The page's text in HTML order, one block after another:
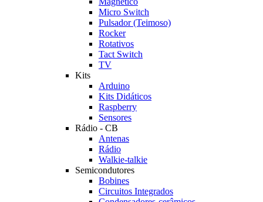
Micro Switch
Pulsador (Teimoso)
Rocker
Rotativos
Tact Switch
TV
Kits
Arduino
Kits Didáticos
Raspberry
Sensores
Rádio - CB
Antenas
Rádio
Walkie-talkie
Semicondutores
Bobines
Circuitos Integrados